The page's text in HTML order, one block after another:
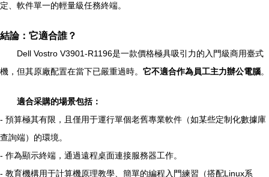
定、軟件單一的輕量級任務終端。
結論：它適合誰？
Dell Vostro V3901-R1196是一款價格極具吸引力的入門級商用臺式
機，但其原廠配置在當下已嚴重過時。 它不適合作為員工主力辦公電腦。
適合采購的場景包括：
- 預算極其有限，且僅用于運行單個老舊專業軟件（如某些定制化數據庫
查詢端）的環境。
- 作為顯示終端，通過遠程桌面連接服務器工作。
- 教育機構用于計算機原理教學、簡單的編程入門練習（搭配Linux系